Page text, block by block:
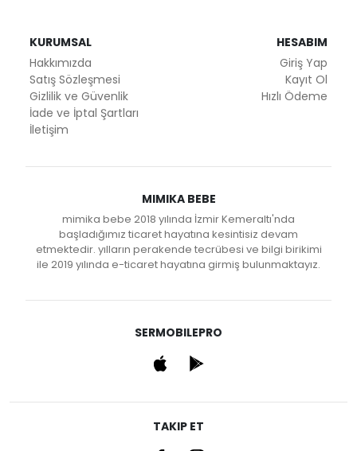
KURUMSAL
Hakkımızda
Satış Sözleşmesi
Gizlilik ve Güvenlik
İade ve İptal Şartları
İletişim
HESABIM
Giriş Yap
Kayıt Ol
Hızlı Ödeme
MIMIKA BEBE
mimika bebe 2018 yılında İzmir Kemeraltı'nda
başladığımız ticaret hayatına kesintisiz devam
etmektedir. yılların perakende tecrübesi ve bilgi birikimi
ile 2019 yılında e-ticaret hayatına girmiş bulunmaktayız.
SERMOBILEPRO
TAKIP ET